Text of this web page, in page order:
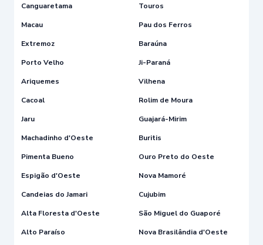
Canguaretama
Touros
Macau
Pau dos Ferros
Extremoz
Baraúna
Porto Velho
Ji-Paraná
Ariquemes
Vilhena
Cacoal
Rolim de Moura
Jaru
Guajará-Mirim
Machadinho d'Oeste
Buritis
Pimenta Bueno
Ouro Preto do Oeste
Espigão d'Oeste
Nova Mamoré
Candeias do Jamari
Cujubim
Alta Floresta d'Oeste
São Miguel do Guaporé
Alto Paraíso
Nova Brasilândia d'Oeste